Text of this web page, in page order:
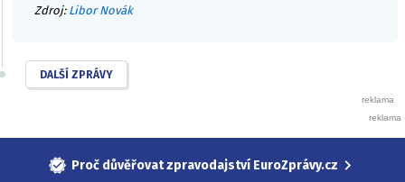
Zdroj: Libor Novák
DALŠÍ ZPRÁVY
Proč důvěřovat zpravodajství EuroZprávy.cz